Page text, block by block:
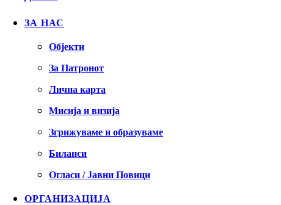
ЗА НАС
Објекти
За Патронот
Лична карта
Мисија и визија
Згрижуваме и образуваме
Биланси
Огласи / Јавни Повици
ОРГАНИЗАЦИЈА